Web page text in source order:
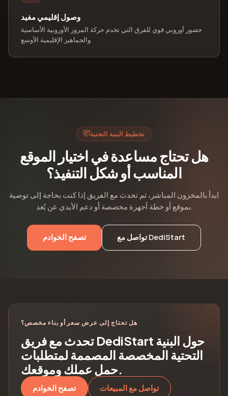
وصول إقليمي مفيد
حضور أوروبي قوي للفرق التي تخدم حركة المرور الأوروبية الأساسية
والجماهير الإقليمية الأوسع.
تخطيط البنية التحتية
هل تحتاج مساعدة في اختيار الموقع
المناسب أو شكل التنفيذ؟
ابدأ بالمخزون المباشر، ثم تحدث مع الفريق إذا كنت بحاجة إلى توصية
بموقع أو خطة أجهزة مخصصة أو دعم الأيدي عن بُعد.
تصفح الخوادم تواصل مع DediStart
هل تحتاج إلى عرض سعر أو بناء مخصص؟
تحدث مع فريق DediStart حول البنية
التحتية المخصصة المصممة لمتطلبات
حمل عملك وموقعك.
تصفح الخوادم تواصل مع المبيعات